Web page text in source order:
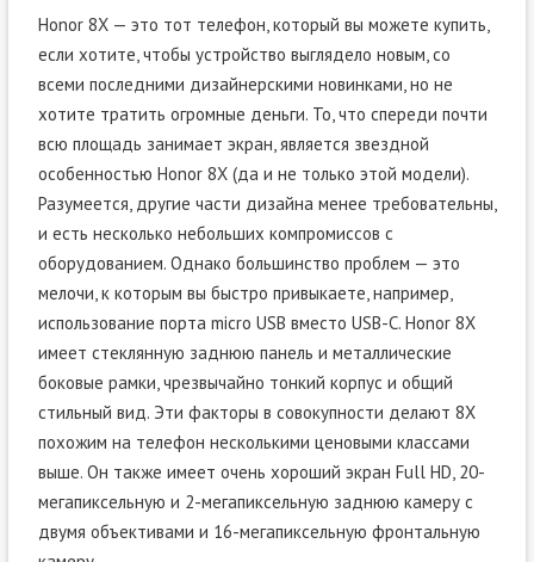
Honor 8X — это тот телефон, который вы можете купить,
если хотите, чтобы устройство выглядело новым, со
всеми последними дизайнерскими новинками, но не
хотите тратить огромные деньги. То, что спереди почти
всю площадь занимает экран, является звездной
особенностью Honor 8X (да и не только этой модели).
Разумеется, другие части дизайна менее требовательны,
и есть несколько небольших компромиссов с
оборудованием. Однако большинство проблем — это
мелочи, к которым вы быстро привыкаете, например,
использование порта micro USB вместо USB-C. Honor 8X
имеет стеклянную заднюю панель и металлические
боковые рамки, чрезвычайно тонкий корпус и общий
стильный вид. Эти факторы в совокупности делают 8X
похожим на телефон несколькими ценовыми классами
выше. Он также имеет очень хороший экран Full HD, 20-
мегапиксельную и 2-мегапиксельную заднюю камеру с
двумя объективами и 16-мегапиксельную фронтальную